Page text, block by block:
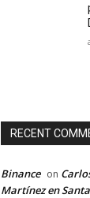
RECENT
Binance on
Martínez en